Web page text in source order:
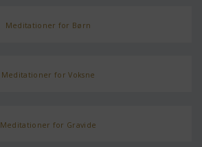
Meditationer for Børn
Meditationer for Voksne
Meditationer for Gravide